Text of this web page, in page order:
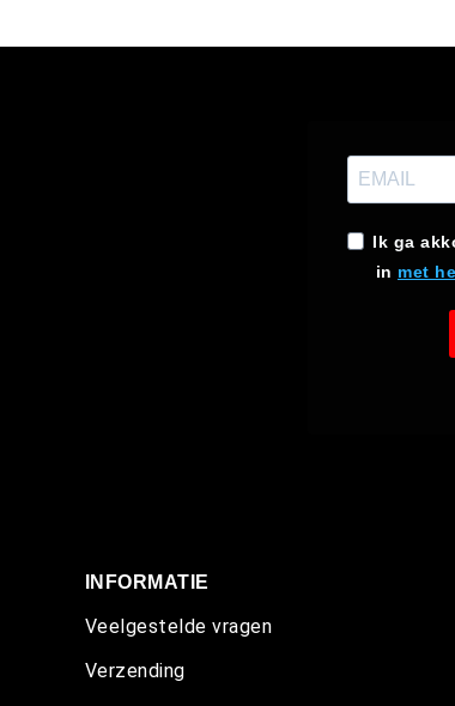
Ik ga
in met
INFORMATIE
Veelgestelde vragen
Verzending